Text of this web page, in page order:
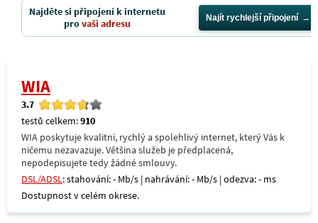
Najděte si připojení k internetu
provaši adresu Najít rychlejší připojení
WIA
3.7
testů celkem:910
WIA poskytuje kvalitní, rychlý a spolehlivý internet, který Vás k
ničemu nezavazuje. Většina služeb je předplacená,
nepodepisujete tedy žádné smlouvy.
DSL/ADSL: stahování: - Mb/s | nahrávání: - Mb/s | odezva: - ms
Dostupnost v celém okrese.